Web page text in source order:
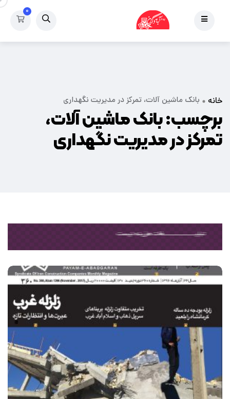
۰
خانه بانک ماشین آلات، تمرکز در مدیریت نگهداری
برچسب:بانک ماشین آلات،
تمرکز در مدیریت نگهداری